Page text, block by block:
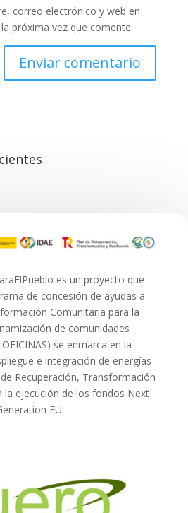
correo electrónico y web en
próxima vez que comente.
es un proyecto que
de concesión de ayudas a
Comunitaria para la
de comunidades
se enmarca en la
e integración de energías
Recuperación, Transformación
la ejecución de los fondos Next
EU.